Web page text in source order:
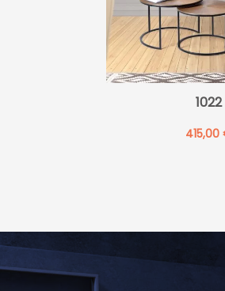
1022
415,00